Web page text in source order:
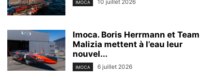
IMOCA 10 juillet 2026
Imoca. Boris Herrmann et Team
Malizia mettent à l’eau leur
nouvel...
IMOCA 6 juillet 2026